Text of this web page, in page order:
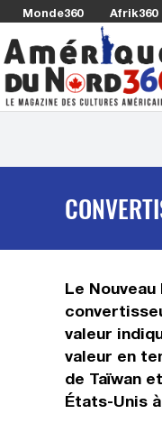
Monde360 Afrik360
Le
valeur
valeur en
de Taïwan
États-Unis